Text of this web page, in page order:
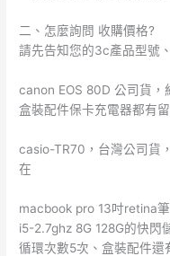
二、怎麼詢問 收購價格?
請先告知您的3c產品型號
canon EOS 80D 公司貨，
盒裝配件保卡充電器都有
casio-TR70，台灣公司貨
在
macbook pro 13吋retina
i5-2.7ghz 8G 128G的快閃
循環次數5次、盒裝配件還